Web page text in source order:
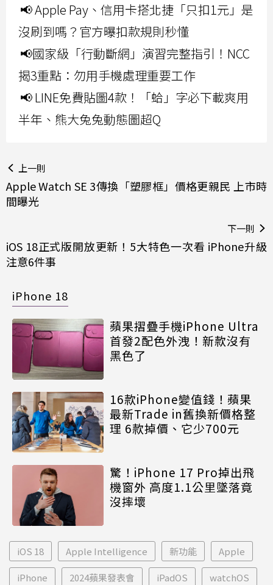
📢 Apple Pay、信用卡搭北捷「只扣1元」是
沒刷到嗎？官方曝扣款規則秒懂
📢國家級「行動斷網」演習完整指引！NCC
揭3重點：勿用手機處理重要工作
📢 LINE免費貼圖4款！「蛤」字必下載爽用
半年、熊大兔兔動態圖超Q
上一則
Apple Watch SE 3傳換「塑膠框」價格更親民 上市時
間曝光
下一則
iOS 18正式版開放更新！5大特色一次看 iPhone升級
注意6件事
iPhone 18
蘋果摺疊手機iPhone Ultra
首發2配色外洩！新款沒有
黑色了
16款iPhone變值錢！蘋果
最新Trade in舊換新價格整
理 6款掉價、它少700元
驚！iPhone 17 Pro掉出飛
機窗外 高度1.1公里墜落竟
沒摔壞
iOS 18 Apple Intelligence 新功能 Apple
iPhone 2024蘋果發表會 iPadOS watchOS